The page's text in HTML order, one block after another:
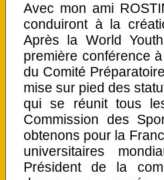
Avec mon ami
conduiront à la
Après la World
première conférence
du Comité
mise sur pied des
qui se réunit tous
Commission des
obtenons pour la
universitaires
Président de la